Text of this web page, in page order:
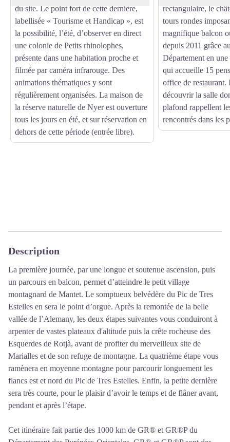
du site. Le point fort de cette dernière,
labellisée « Tourisme et Handicap », est
la possibilité, l’été, d’observer en direct
une colonie de Petits rhinolophes,
présente dans une habitation proche et
filmée par caméra infrarouge. Des
animations thématiques y sont
régulièrement organisées. La maison de
la réserve naturelle de Nyer est ouverture
tous les jours en été, et sur réservation en
dehors de cette période (entrée libre).
rectangulaire, le
tours rondes
magnifique balcon
depuis 2011 grâce
Département en
qui accueille 15
office de restaurant.
découvrir la salle
plafond rappellent
rencontrés dans les
Description
La première journée, par une longue et soutenue ascension, puis
un parcours en balcon, permet d’atteindre le petit village
montagnard de Mantet. Le somptueux belvédère du Pic de Tres
Estelles en sera le point d’orgue. Après la remontée de la belle
vallée de l’Alemany, les deux étapes suivantes vous conduiront à
arpenter de vastes plateaux d'altitude puis la crête rocheuse des
Esquerdes de Rotjà, avant de profiter du merveilleux site de
Marialles et de son refuge de montagne. La quatrième étape vous
ramènera en moyenne montagne pour parcourir longuement les
flancs est et nord du Pic de Tres Estelles. Enfin, la petite dernière
sera très courte, pour le plaisir d’avoir le temps et de flâner avant,
pendant et après l’étape.
Cet itinéraire fait partie des 1000 km de GR® et GR®P du